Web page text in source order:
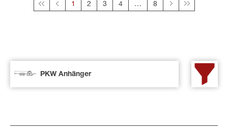
PKW Anhänger
Diese Seite
1 2 3 4 8